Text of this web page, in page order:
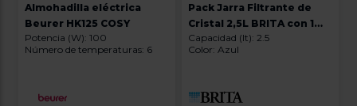
Almohadilla eléctrica
Beurer HK125 COSY
Potencia (W): 100
Número de temperaturas: 6
Pack Jarra Filtrante de
Cristal 2,5L BRITA con 1
Filtro Maxtra - Azul
Capacidad (lt): 2.5
Color: Azul